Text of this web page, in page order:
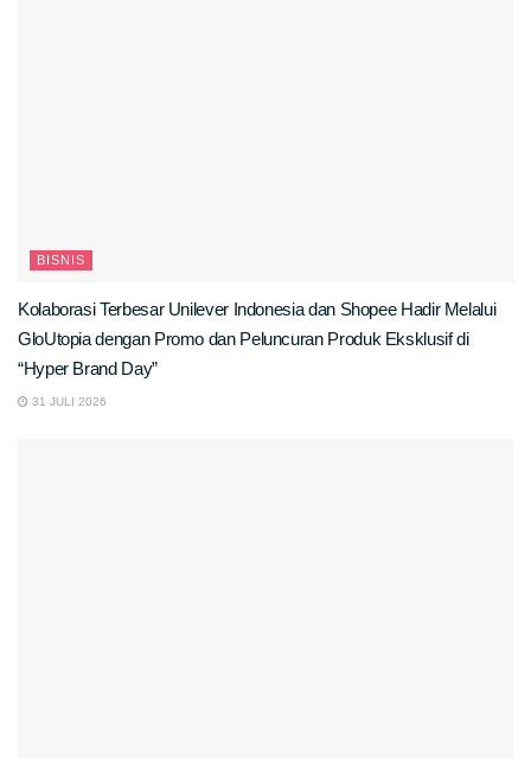
BISNIS
Kolaborasi Terbesar Unilever Indonesia dan Shopee Hadir Melalui
GloUtopia dengan Promo dan Peluncuran Produk Eksklusif di
“Hyper Brand Day”
31 JULI 2026